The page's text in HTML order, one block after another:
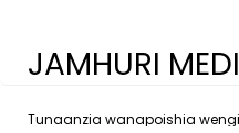
JAMHURI
Tunaanzia wanapoishia